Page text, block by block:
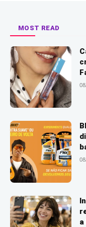
MOST READ
a